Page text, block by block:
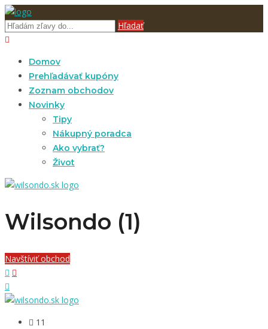
Hľadať
Domov
Prehľadávať kupóny
Zoznam obchodov
Novinky
Tipy
Nákupný poradca
Ako vybrať?
Život
Wilsondo (1)
Navštíviť obchod
11